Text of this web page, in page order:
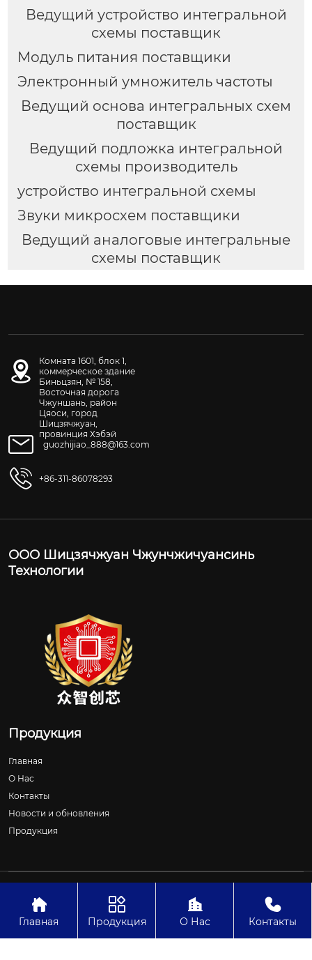
Ведущий устройство интегральной
схемы поставщик
Модуль питания поставщики
Электронный умножитель частоты
Ведущий основа интегральных схем
поставщик
Ведущий подложка интегральной
схемы производитель
устройство интегральной схемы
Звуки микросхем поставщики
Ведущий аналоговые интегральные
схемы поставщик
Комната 1601, блок 1,
коммерческое здание
Биньцзян, № 158,
Восточная дорога
Чжуншань, район
Цяоси, город
Шицзячжуан,
провинция Хэбэй
guozhijiao_888@163.com
+86-311-86078293
ООО Шицзячжуан Чжунчжичуансинь
Технологии
Продукция
Главная
О Нас
Контакты
Новости и обновления
Продукция
Технологии

Главная

Продукция

О Нас

Контакты